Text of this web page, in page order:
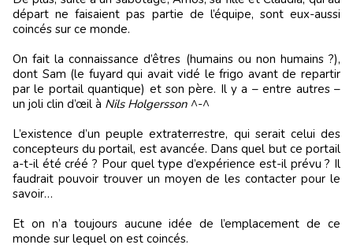
départ ne faisaient pas partie de l’équipe, sont eux-aussi
coincés sur ce monde.
On fait la connaissance d’êtres (humains ou non humains ?),
dont Sam (le fuyard qui avait vidé le frigo avant de repartir
par le portail quantique) et son père. Il y a – entre autres –
un joli clin d’œil à Nils Holgersson ^-^
L’existence d’un peuple extraterrestre, qui serait celui des
concepteurs du portail, est avancée. Dans quel but ce portail
a-t-il été créé ? Pour quel type d’expérience est-il prévu ? Il
faudrait pouvoir trouver un moyen de les contacter pour le
savoir…
Et on n’a toujours aucune idée de l’emplacement de ce
monde sur lequel on est coincés.